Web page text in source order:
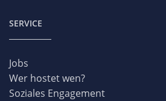
SERVICE
Jobs
Wer hostet wen?
Soziales Engagement